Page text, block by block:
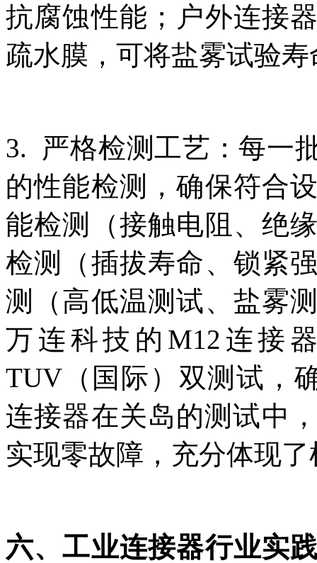
抗腐蚀性能；户外连接
疏水膜，可将盐雾试验
3. 严格检测工艺：每一
的性能检测，确保符合
能检测（接触电阻、绝
检测（插拔寿命、锁紧
测（高低温测试、盐雾
万连科技的M12连接
TUV（国际）双测试，
连接器在关岛的测试中
实现零故障，充分体现
六、工业连接器行业实